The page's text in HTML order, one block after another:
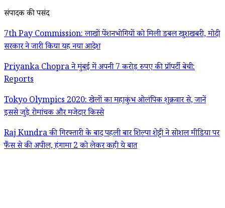
संपादक की पसंद
7th Pay Commission: लाखों पेंशनभोगियों को मिली डबल खुशखबरी, मोदी
सरकार ने जारी किया यह नया आदेश
Priyanka Chopra ने मुंबई में अपनी 7 करोड़ रुपए की प्रॉपर्टी बेची:
Reports
Tokyo Olympics 2020: खेलों का महाकुंभ ओलंपिक शुक्रवार से, जानें
इससे जुड़े रोमांचक और मजेदार किस्से
Raj Kundra की गिरफ्तारी के बाद पहली बार शिल्पा शेट्टी ने सोशल मीडिया पर
फैंस से की अपील, हंगामा 2 को लेकर कही ये बात